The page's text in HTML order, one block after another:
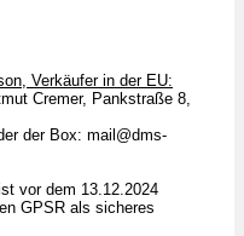
Verkäufer in der EU:
Cremer, Pankstraße 8,
der Box: mail@dms-
vor dem 13.12.2024
GPSR als sicheres